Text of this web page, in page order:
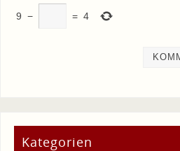
9 − = 4
Kategorien